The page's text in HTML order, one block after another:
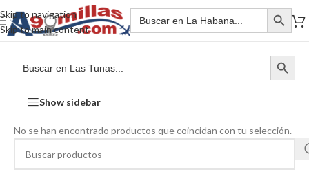
Skip to navigation
Skip to main content
Show sidebar
No se han encontrado productos que coincidan con tu selección.